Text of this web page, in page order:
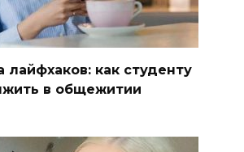
лайфхаков: как студенту
в общежитии